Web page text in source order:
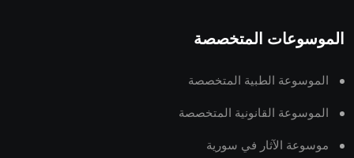
الموسوعات المتخصصة
الموسوعة الطبية المتخصصة
الموسوعة القانونية المتخصصة
موسوعة الآثار في سورية